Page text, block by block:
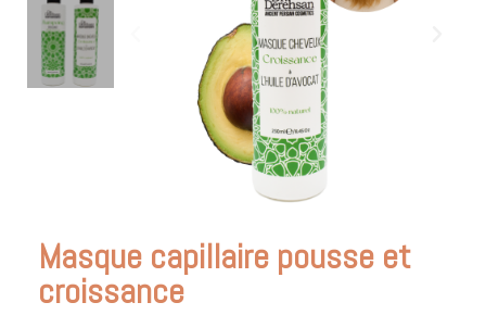
Masque capillaire pousse et
croissance